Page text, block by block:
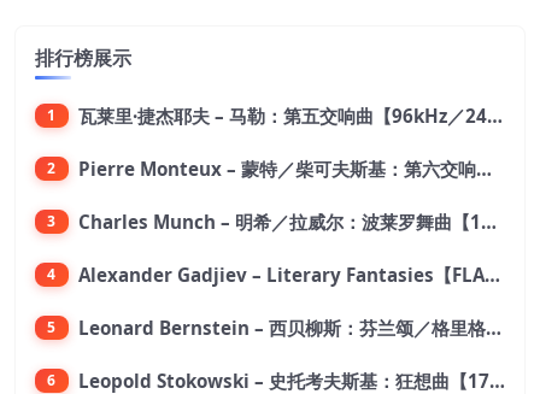
排行榜展示
1 瓦莱里·捷杰耶夫 – 马勒：第五交响曲【96kHz／24bit】
2 Pierre Monteux – 蒙特／柴可夫斯基：第六交响曲【176.4kHz／24bit】
3 Charles Munch – 明希／拉威尔：波莱罗舞曲【176.4kHz／24bit】
4 Alexander Gadjiev – Literary Fantasies【FLAC 192】
5 Leonard Bernstein – 西贝柳斯：芬兰颂／格里格：培尔·金特组曲【44.1kHz／24bit】
6 Leopold Stokowski – 史托考夫斯基：狂想曲【176.4kHz／24bit】